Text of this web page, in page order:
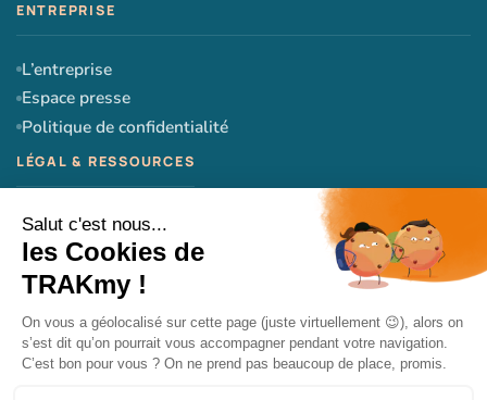
L’entreprise
Espace presse
Politique de confidentialité
CGU
CGV
Mentions légales